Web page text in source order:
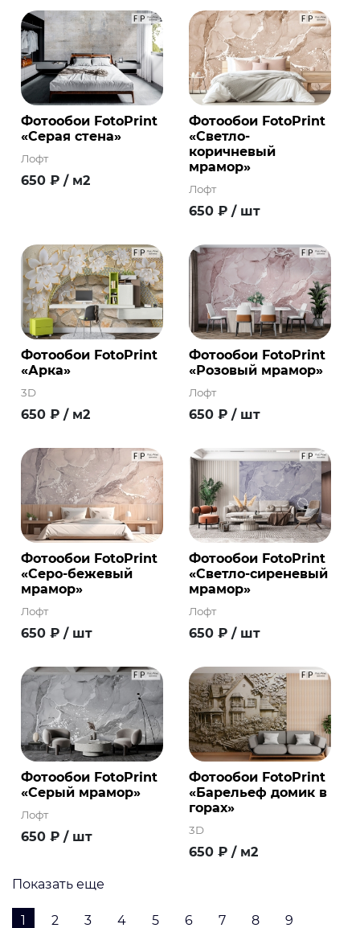
Фотообои FotoPrint
«Серая стена»
Лофт
650 ₽ / м2
Фотообои FotoPrint
«Светло-
коричневый
мрамор»
Лофт
650 ₽ / шт
Фотообои FotoPrint
«Арка»
3D
650 ₽ / м2
Фотообои FotoPrint
«Розовый мрамор»
Лофт
650 ₽ / шт
Фотообои FotoPrint
«Серо-бежевый
мрамор»
Лофт
650 ₽ / шт
Фотообои FotoPrint
«Светло-сиреневый
мрамор»
Лофт
650 ₽ / шт
Фотообои FotoPrint
«Серый мрамор»
Лофт
650 ₽ / шт
Фотообои FotoPrint
«Барельеф домик в
горах»
3D
650 ₽ / м2
Показать еще
1 2 3 4 5 6 7 8
9